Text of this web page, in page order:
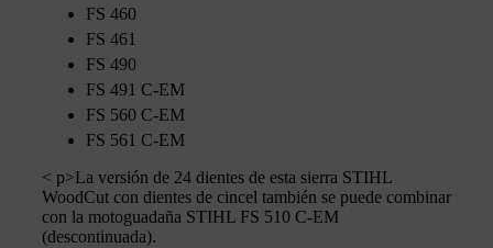
FS 460
FS 461
FS 490
FS 491 C-EM
FS 560 C-EM
FS 561 C-EM
< p>La versión de 24 dientes de esta sierra STIHL
WoodCut con dientes de cincel también se puede combinar
con la motoguadaña STIHL FS 510 C-EM
(descontinuada).